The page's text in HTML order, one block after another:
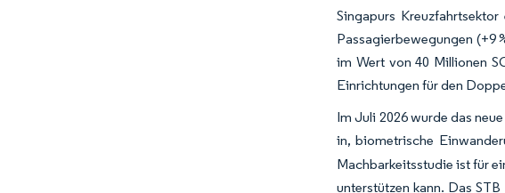
Singapurs
Passagierbewegungen (+9
im Wert von 40 Millionen
Einrichtungen für den
Im Juli 2026 wurde das
in, biometrische
Machbarkeitsstudie ist für
unterstützen kann. Das